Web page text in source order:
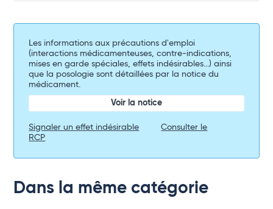
Les informations aux précautions d'emploi
(interactions médicamenteuses, contre-indications,
mises en garde spéciales, effets indésirables...) ainsi
que la posologie sont détaillées par la notice du
médicament.
Voir la notice
Signaler un effet indésirable
Consulter le
RCP
Dans la même catégorie